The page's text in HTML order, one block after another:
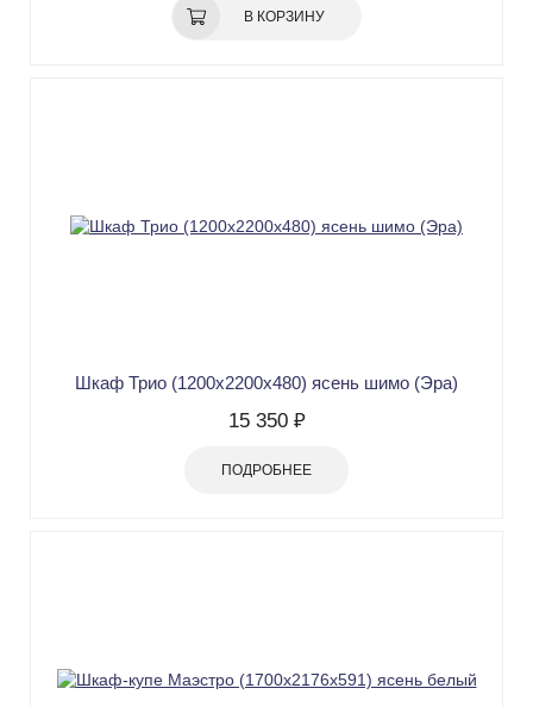
В КОРЗИНУ
Шкаф Трио (1200х2200х480) ясень шимо (Эра)
15 350 ₽
ПОДРОБНЕЕ